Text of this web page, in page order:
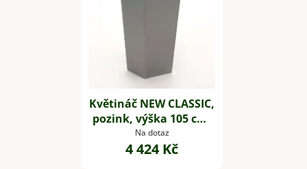
Květináč NEW CLASSIC,
pozink, výška 105 cm,
stříbrný, vč. zavlaž.
systému
Na dotaz
4 424 Kč